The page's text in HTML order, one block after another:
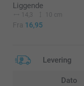
Liggende
14,3 10 cm
Fra 16,95
Levering
Dato